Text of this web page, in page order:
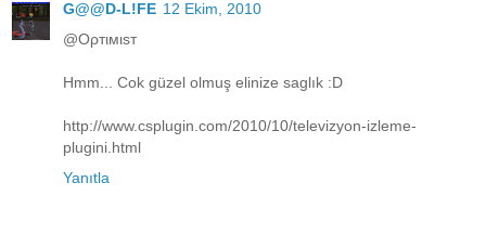
G@@D-L!FE 12 Ekim, 2010
@Oρтιмιsт
Hmm... Cok güzel olmuş elinize saglık :D
http://www.csplugin.com/2010/10/televizyon-izleme-
plugini.html
Yanıtla